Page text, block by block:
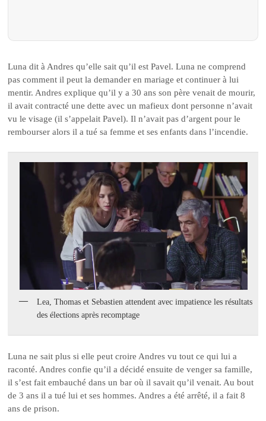
Luna dit à Andres qu’elle sait qu’il est Pavel. Luna ne comprend
pas comment il peut la demander en mariage et continuer à lui
mentir. Andres explique qu’il y a 30 ans son père venait de mourir,
il avait contracté une dette avec un mafieux dont personne n’avait
vu le visage (il s’appelait Pavel). Il n’avait pas d’argent pour le
rembourser alors il a tué sa femme et ses enfants dans l’incendie.
Lea, Thomas et Sebastien attendent avec impatience les résultats
des élections après recomptage
Luna ne sait plus si elle peut croire Andres vu tout ce qui lui a
raconté. Andres confie qu’il a décidé ensuite de venger sa famille,
il s’est fait embauché dans un bar où il savait qu’il venait. Au bout
de 3 ans il a tué lui et ses hommes. Andres a été arrêté, il a fait 8
ans de prison.